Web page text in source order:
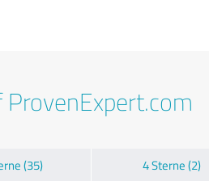
(35) 4 Sterne (2)